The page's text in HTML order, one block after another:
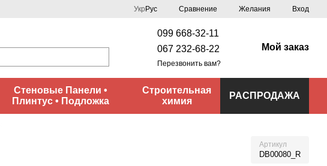
Укр Рус Сравнение Желания Вход
099 668-32-11
067 232-68-22
Перезвонить вам?
Мой заказ
Стеновые Панели •
Плинтус • Подложка
Строительная
химия
РАСПРОДАЖА
Артикул
DB00080_R